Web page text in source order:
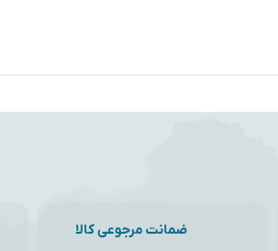
ضمانت مرجوعی کالا